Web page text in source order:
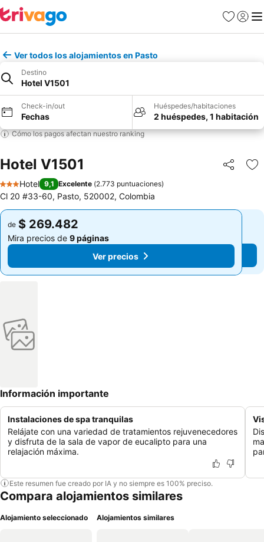
Favoritos
Iniciar
Ver todos los alojamientos en Pasto
Destino
Hotel V1501
Check-in/out
Fechas
Huéspedes/habitaciones
2 huéspedes, 1 habitación
Cómo los pagos afectan nuestro ranking
Hotel V1501 Compartir
3 Estrellas
Hotel 9,1 Excelente (2.773 puntuaciones)
Cl 20 #33-60, Pasto, 520002, Colombia
de $ 269.482
Mira precios de 9 páginas
Ver precios
de $ 269.482
Mira precios de 9 páginas
Ver precios
Información importante
Instalaciones de spa tranquilas
Relájate con una variedad de tratamientos rejuvenecedores
y disfruta de la sala de vapor de eucalipto para una
relajación máxima.
Este resumen fue creado por IA y no siempre es 100% preciso.
Compara alojamientos similares
Alojamiento seleccionado Alojamientos similares